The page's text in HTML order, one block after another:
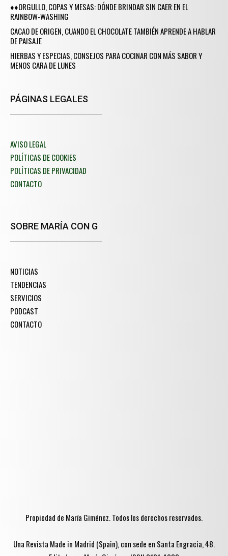
♦♦ORGULLO, COPAS Y MESAS: DÓNDE BRINDAR SIN CAER EN EL
RAINBOW-WASHING
CACAO DE ORIGEN, CUANDO EL CHOCOLATE TAMBIÉN APRENDE A HABLAR
DE PAISAJE
HIERBAS Y ESPECIAS, CONSEJOS PARA COCINAR CON MÁS SABOR Y
MENOS CARA DE LUNES
PÁGINAS LEGALES
AVISO LEGAL
POLÍTICAS DE COOKIES
POLÍTICAS DE PRIVACIDAD
CONTACTO
SOBRE MARÍA CON G
NOTICIAS
TENDENCIAS
SERVICIOS
PODCAST
CONTACTO
Propiedad de María Giménez. Todos los derechos reservados.
Una Revista Made in Madrid (Spain), con sede en Santa Engracia, 48.